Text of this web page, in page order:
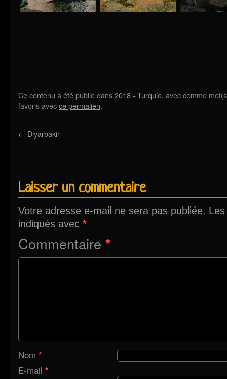
Ce contenu a été publié dans2018 - Turquie, avec comme
favoris avecce permalien.
← Diyarbakir
Laisser un commentaire
Votre adresse e-mail ne sera pas publiée.
indiqués avec *
Commentaire *
Nom *
E-mail *